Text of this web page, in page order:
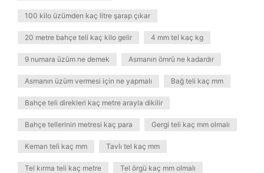
100 kilo üzümden kaç litre şarap çıkar
20 metre bahçe teli kaç kilo gelir 4 mm tel kaç kg
9 numara üzüm ne demek Asmanın ömrü ne kadardır
Asmanın üzüm vermesi için ne yapmalı Bağ teli kaç mm
Bahçe teli direkleri kaç metre arayla dikilir
Bahçe tellerinin metresi kaç para Gergi teli kaç mm olmalı
Keman teli kaç mm Tavlı tel kaç mm
Tel kırma teli kaç metre Tel örgü kaç mm olmalı